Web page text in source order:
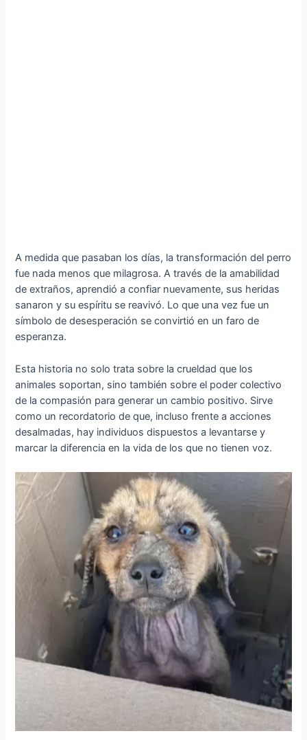
A medida que pasaban los días, la transformación del perro
fue nada menos que milagrosa. A través de la amabilidad
de extraños, aprendió a confiar nuevamente, sus heridas
sanaron y su espíritu se reavivó. Lo que una vez fue un
símbolo de desesperación se convirtió en un faro de
esperanza.
Esta historia no solo trata sobre la crueldad que los
animales soportan, sino también sobre el poder colectivo
de la compasión para generar un cambio positivo. Sirve
como un recordatorio de que, incluso frente a acciones
desalmadas, hay individuos dispuestos a levantarse y
marcar la diferencia en la vida de los que no tienen voz.